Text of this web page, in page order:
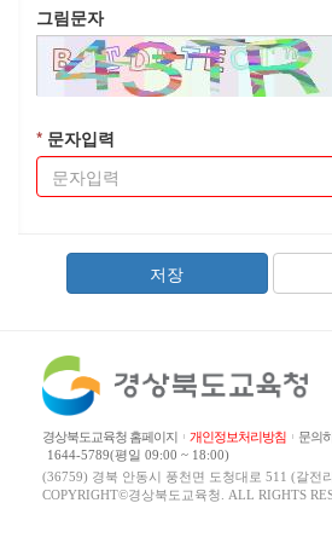
그림문자
* 문자입력
경상북도교육청 홈페이지 개인정보처리방침
문의
1644-5789(평일 09:00 ~ 18:00)
(36759) 경북 안동시 풍천면 도청대로 511 (갈전
COPYRIGHT©경상북도교육청. ALL RIGHTS